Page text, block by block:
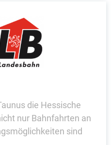
die Hessische
nur Bahnfahrten an
sind